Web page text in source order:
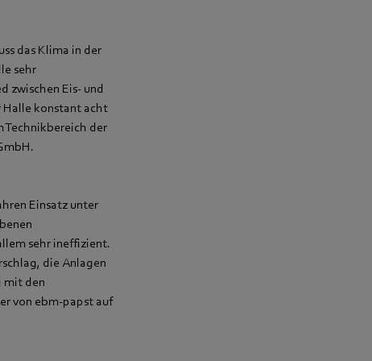
das Klima in der
sehr
zwischen Eis- und
Halle konstant acht
Technikbereich der
Einsatz unter
sehr ineffizient.
die Anlagen
mit den
von ebm‑papst auf